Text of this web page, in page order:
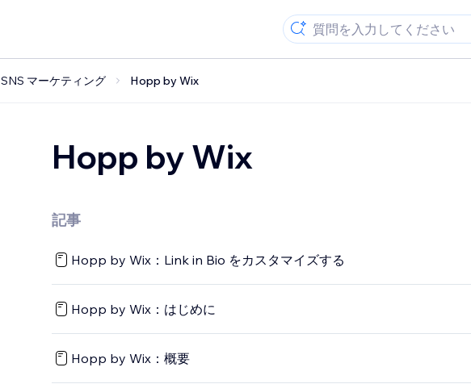
SNS マーケティング Hopp by Wix
Hopp by Wix
記事
Hopp by Wix：Link in Bio をカスタマイズする
Hopp by Wix：はじめに
Hopp by Wix：概要